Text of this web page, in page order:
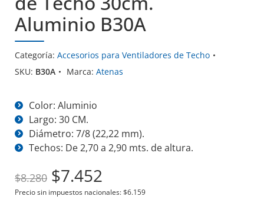
Aluminio B30A
Categoría: Accesorios para Ventiladores de Techo
SKU: B30A Marca: Atenas
Color: Aluminio
Largo: 30 CM.
Diámetro: 7/8 (22,22 mm).
Techos: De 2,70 a 2,90 mts. de altura.
$8.280 El
precio
$7.452
precio
Precio sin impuestos nacionales:$6.159